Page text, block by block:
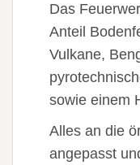
Das
Anteil
Vulkane,
sowie einem
Alles an die
angepasst